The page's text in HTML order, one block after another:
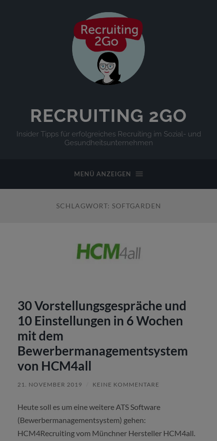
RECRUITING 2GO
Insider Tipps für erfolgreiches Recruiting im Sozial- und
Gesundheitsunternehmen
MENÜ ANZEIGEN
SCHLAGWORT: SOFTGARDEN
30 Vorstellungsgespräche und
10 Einstellungen in 6 Wochen
mit dem
Bewerbermanagementsystem
von HCM4all
21. NOVEMBER 2019 KEINE KOMMENTARE
Heute soll es um eine weitere ATS Software
(Bewerbermanagementsystem) gehen:
HCM4Recruiting vom Münchner Hersteller HCM4all.